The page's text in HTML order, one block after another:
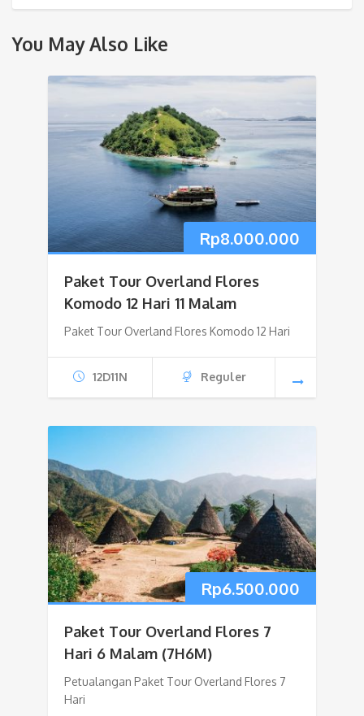
You May Also Like
Rp8.000.000
Paket Tour Overland Flores
Komodo 12 Hari 11 Malam
Paket Tour Overland Flores Komodo 12 Hari
12D11N Reguler
Rp6.500.000
Paket Tour Overland Flores 7
Hari 6 Malam (7H6M)
Petualangan Paket Tour Overland Flores 7
Hari